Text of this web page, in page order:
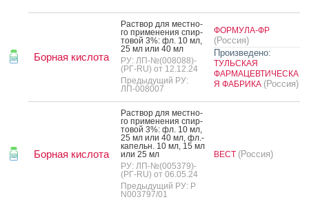
Борная кислота
Рас­твор для мес­тно­
го при­мене­ния спир­
то­вой 3%: фл. 10 мл,
25 мл или 40 мл
РУ: ЛП-№(008088)-
(РГ-RU) от 12.12.24
Предыдущий РУ:
ЛП-008007
ФОРМУЛА-ФР
(Россия)
Произведено:
ТУЛЬСКАЯ
ФАРМАЦЕВТИЧЕСКА
Я ФАБРИКА (Россия)
Борная кислота
Рас­твор для мес­тно­
го при­мене­ния спир­
то­вой 3%: фл. 10 мл,
25 мл или 40 мл, фл.-
ка­пельн. 10 мл, 15 мл
или 25 мл
РУ: ЛП-№(005379)-
(РГ-RU) от 06.05.24
Предыдущий РУ: Р
N003797/01
ВЕСТ (Россия)